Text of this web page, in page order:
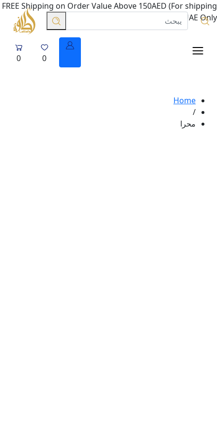
FREE Shipping on Order Value Above 150AED (For shipping
in UAE Only.
0
0
Home
/
محرا